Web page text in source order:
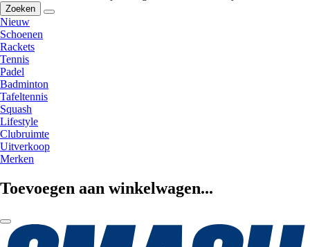
Zoeken
Nieuw
Schoenen
Rackets
Tennis
Padel
Badminton
Tafeltennis
Squash
Lifestyle
Clubruimte
Uitverkoop
Merken
Toevoegen aan winkelwagen...